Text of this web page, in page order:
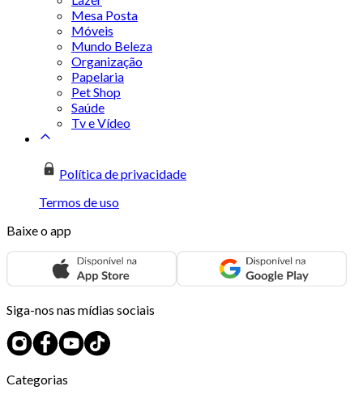
Mesa Posta
Móveis
Mundo Beleza
Organização
Papelaria
Pet Shop
Saúde
Tv e Vídeo
Política de privacidade
Termos de uso
Baixe o app
Siga-nos nas mídias sociais
Categorias